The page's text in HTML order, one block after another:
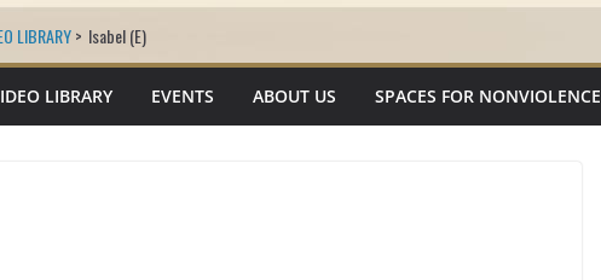
LIBRARY> Isabel (E)
LIBRARY EVENTS ABOUT US SPACES FOR NONVIOLENCE